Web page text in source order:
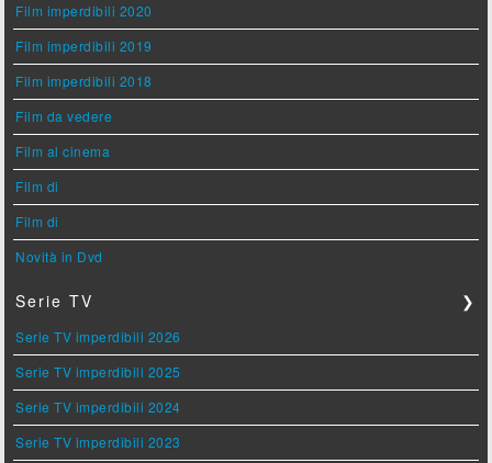
Film imperdibili 2020
Film imperdibili 2019
Film imperdibili 2018
Film da vedere
Film al cinema
Film di
Film di
Novità in Dvd
Serie TV ❯
Serie TV imperdibili 2026
Serie TV imperdibili 2025
Serie TV imperdibili 2024
Serie TV imperdibili 2023